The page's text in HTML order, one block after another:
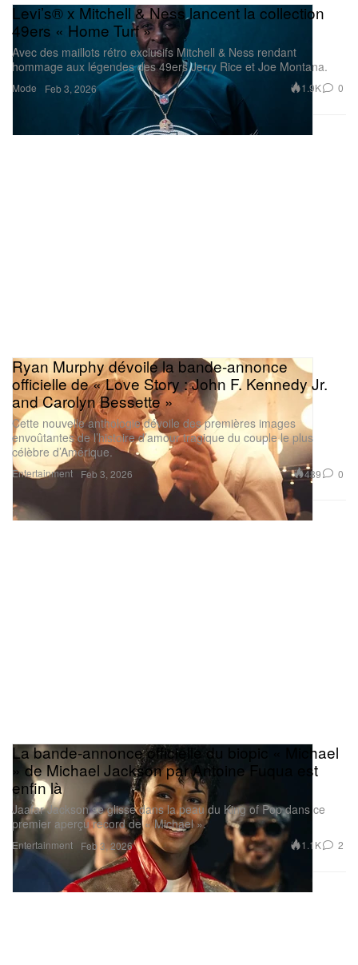
Mode
Levi’s® x Mitchell & Ness lancent la collection
49ers « Home Turf »
Avec des maillots rétro exclusifs Mitchell & Ness rendant
hommage aux légendes des 49ers Jerry Rice et Joe Montana.
Feb 3, 2026 1.9K 0
Entertainment
Ryan Murphy dévoile la bande-annonce
officielle de « Love Story : John F. Kennedy Jr.
and Carolyn Bessette »
Cette nouvelle anthologie dévoile des premières images
envoûtantes de l’histoire d’amour tragique du couple le plus
célèbre d’Amérique.
Feb 3, 2026 489 0
Entertainment
La bande‑annonce officielle du biopic « Michael
» de Michael Jackson par Antoine Fuqua est
enfin là
Jaafar Jackson se glisse dans la peau du King of Pop dans ce
premier aperçu record de « Michael ».
Feb 3, 2026 1.1K 2